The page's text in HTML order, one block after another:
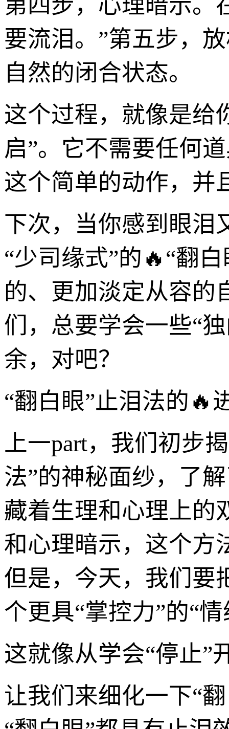
第四步，心理暗示。
要流泪。”第五步，
自然的闭合状态。
这个过程，就像是给
启”。它不需要任何
这个简单的动作，并
下次，当你感到眼泪
“少司缘式”的🔥“翻
的、更加淡定从容的
们，总要学会一些“
余，对吧？
“翻白眼”止泪法的🔥
上一part，我们初步
法”的神秘面纱，了
藏着生理和心理上的
和心理暗示，这个方
但是，今天，我们要
个更具“掌控力”的“
这就像从学会“停止”
让我们来细化一下“